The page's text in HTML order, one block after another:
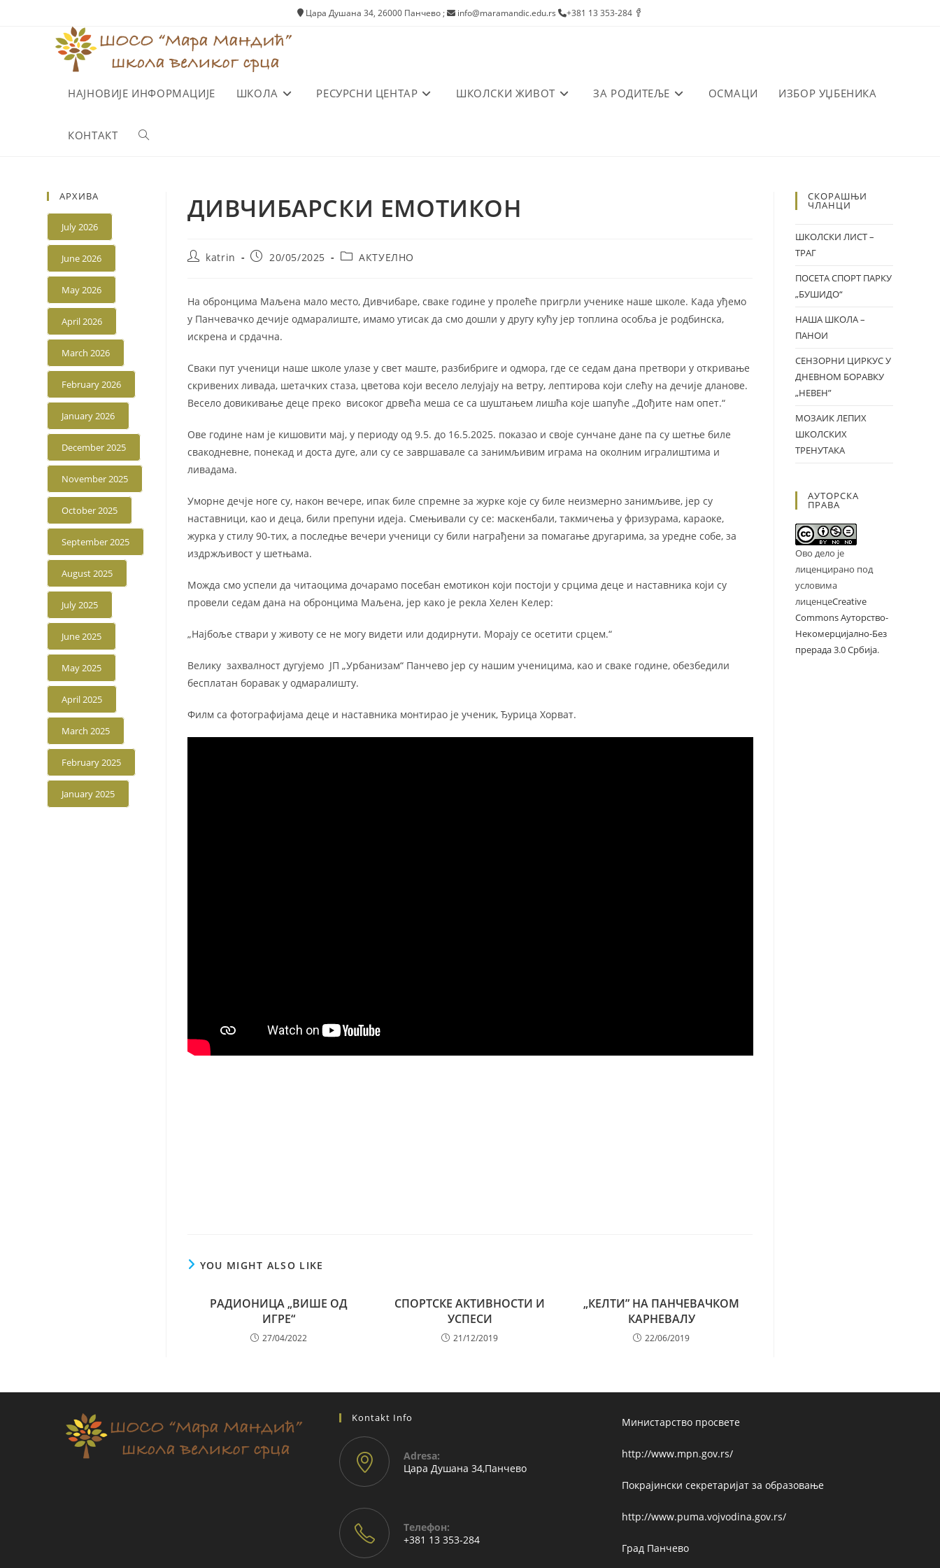
Цара Душана 34, 26000 Панчево ; info@maramandic.edu.rs +381 13 353-284
НАЈНОВИЈЕ ИНФОРМАЦИЈЕ ШКОЛА РЕСУРСНИ ЦЕНТАР ШКОЛСКИ ЖИВОТ ЗА РОДИТЕЉЕ ОСМАЦИ ИЗБОР УЏБЕНИКА
КОНТАКТ Toggle
ДИВЧИБАРСКИ ЕМОТИКОН
Postkatrin
Post20/05/2025
PostАКТУЕЛНО
На обронцима Маљена мало место, Дивчибаре, сваке године у пролеће пригрли ученике наше школе. Када уђемо
у Панчевачко дечије одмаралиште, имамо утисак да смо дошли у другу кућу јер топлина особља је родбинска,
искрена и срдачна.
Сваки пут ученици наше школе улазе у свет маште, paзбибриге и одмора, где се седам дана претвори у откривање
скривених ливада, шетачких стаза, цветова који весело лелујају на ветру, лептирова који слећу на дечије дланове.
Весело довикивање деце преко високог дрвећа меша се са шуштањем лишћа које шапуће „Дођите нам опет.“
Ове године нам је кишовити мај, у периоду од 9.5. до 16.5.2025. показао и своје сунчане дане па су шетње биле
свакодневне, понекад и доста дуге, али су се завршавале са занимљивим играма на околним игралиштима и
ливадама.
Уморне дечје ноге су, након вечере, ипак биле спремне за журке које су биле неизмерно занимљиве, јер су
наставници, као и деца, били препуни идеја. Смењивали су се: маскенбали, такмичења у фризурама, караоке,
журка у стилу 90-тих, а последње вечери ученици су били награђени за помагање другарима, за уредне собе, за
издржљивост у шетњама.
Можда смо успели да читаоцима дочарамо посебан емотикон који постоји у срцима деце и наставника који су
провели седам дана на обронцима Маљена, јер како је рекла Хелен Келер:
„Најбоље ствари у животу се не могу видети или додирнути. Морају се осетити срцем.“
Велику захвалност дугујемо ЈП „Урбанизам“ Панчево јер су нашим ученицима, као и сваке године, обезбедили
бесплатан боравак у одмаралишту.
Филм са фотографијама деце и наставника монтирао је ученик, Ђурица Хорват.
YOU MIGHT ALSO LIKE
РАДИОНИЦА „ВИШЕ ОД
ИГРЕ“
27/04/2022
СПОРТСКЕ АКТИВНОСТИ И
УСПЕСИ
21/12/2019
„КЕЛТИ” НА ПАНЧЕВАЧКОМ
КАРНЕВАЛУ
22/06/2019
АРХИВА
July 2026
June 2026
May 2026
April 2026
March 2026
February 2026
January 2026
December 2025
November 2025
October 2025
September 2025
August 2025
July 2025
June 2025
May 2025
April 2025
March 2025
February 2025
January 2025
СКОРАШЊИ
ЧЛАНЦИ
ШКОЛСКИ ЛИСТ –
ТРАГ
ПОСЕТА СПОРТ ПАРКУ
„БУШИДО“
НАША ШКОЛА –
ПАНОИ
СЕНЗОРНИ ЦИРКУС У
ДНЕВНОМ БОРАВКУ
„НЕВЕН”
МОЗАИК ЛЕПИХ
ШКОЛСКИХ
ТРЕНУТАКА
АУТОРСКА
ПРАВА
Ово дело је
лиценцирано под
условима
лиценцеCreative
Commons Ауторство-
Некомерцијално-Без
прерада 3.0 Србија.
Kontakt Info
Adresа:
Цара Душана 34,Панчево
Телефон:
+381 13 353-284
Министарство просвете
http://www.mpn.gov.rs/
Покрајински секретаријат за образовање
http://www.puma.vojvodina.gov.rs/
Град Панчево